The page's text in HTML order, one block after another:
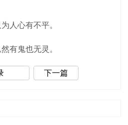
人心有不平。
有鬼也无灵。
下一篇